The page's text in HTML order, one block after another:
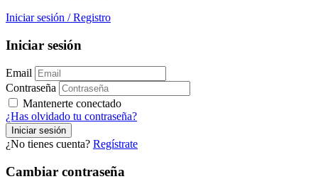
Iniciar sesión / Registro
Iniciar sesión
Email
Contraseña
Mantenerte conectado
¿Has olvidado tu contraseña?
¿No tienes cuenta? Regístrate
Cambiar contraseña